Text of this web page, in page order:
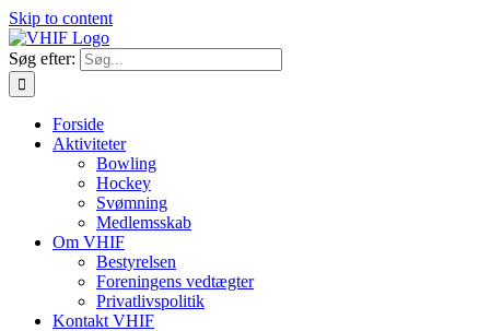
Skip to content
Søg efter:
Forside
Aktiviteter
Bowling
Hockey
Svømning
Medlemsskab
Om VHIF
Bestyrelsen
Foreningens vedtægter
Privatlivspolitik
Kontakt VHIF